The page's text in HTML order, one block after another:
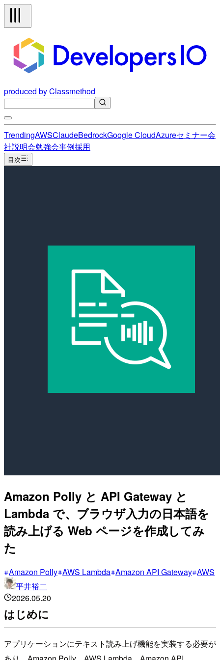
produced by Classmethod
TrendingAWSClaudeBedrockGoogle CloudAzureセミナー会
社説明会勉強会事例採用
目次
Amazon Polly と API Gateway と
Lambda で、ブラウザ入力の日本語を
読み上げる Web ページを作成してみ
た
Amazon Polly AWS Lambda Amazon API Gateway AWS
平井裕二
2026.05.20
はじめに
アプリケーションにテキスト読み上げ機能を実装する必要が